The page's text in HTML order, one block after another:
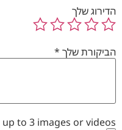
הדירוג שלך
הביקורת שלך *
to 3 images or videos